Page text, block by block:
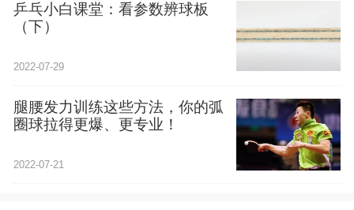
乒乓小白课堂：看参数辨球板
（下）
2022-07-29
腿腰发力训练这些方法，你的弧
圈球拉得更爆、更专业！
2022-07-21